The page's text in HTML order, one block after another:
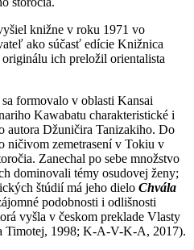
knižne v roku 1971 vo
ako súčasť edície Knižnica
ich preložil orientalista
formovalo v oblasti Kansai
Kawabatu charakteristické i
autora Džuničira Tanizakiho. Do
ničivom zemetrasení v Tokiu v
Zanechal po sebe množstvo
dominovali témy osudovej ženy;
štúdií má jeho dielo Chvála
podobnosti i odlišnosti
vyšla v českom preklade Vlasty
Timotej, 1998; K-A-V-K-A, 2017).